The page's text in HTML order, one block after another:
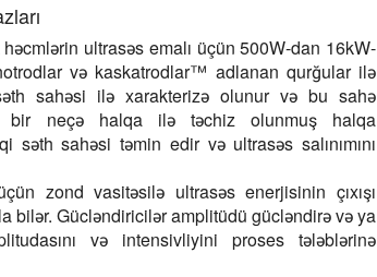
ultrasəs emalı üçün 500W-dan 16kW-
və kaskatrodlar™ adlanan qurğular ilə
sahəsi ilə xarakterizə olunur və bu sahə
bir neçə halqa ilə təchiz olunmuş halqa
sahəsi təmin edir və ultrasəs salınımını
zond vasitəsilə ultrasəs enerjisinin çıxışı
bilər. Gücləndiricilər amplitüdü gücləndirə və ya
və intensivliyini proses tələblərinə